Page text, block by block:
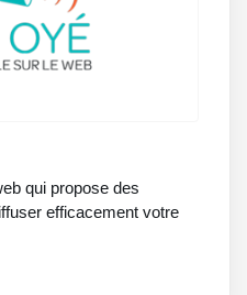
qui propose des
efficacement votre